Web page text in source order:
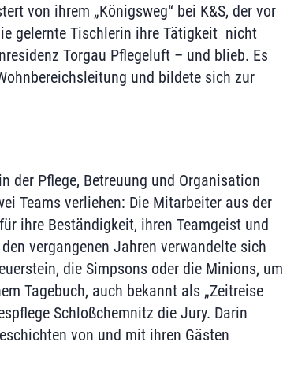
von ihrem „Königsweg“ bei K&S, der vor
gelernte Tischlerin ihre Tätigkeit nicht
Torgau Pflegeluft – und blieb. Es
und bildete sich zur
der Pflege, Betreuung und Organisation
Teams verliehen: Die Mitarbeiter aus der
ihre Beständigkeit, ihren Teamgeist und
vergangenen Jahren verwandelte sich
die Simpsons oder die Minions, um
Tagebuch, auch bekannt als „Zeitreise
Schloßchemnitz die Jury. Darin
von und mit ihren Gästen